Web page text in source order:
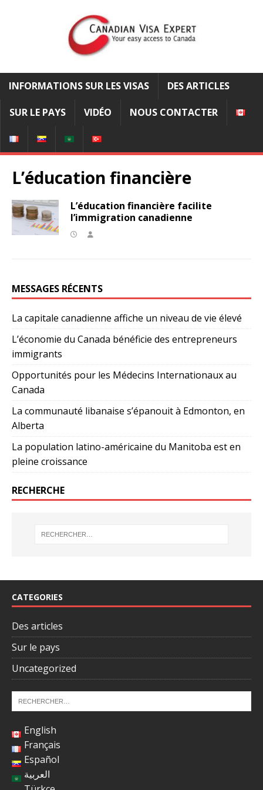
INFORMATIONS SUR LES VISAS DES ARTICLES
SUR LE PAYS VIDÉO NOUS CONTACTER
L’éducation financière
L’éducation financière facilite
l’immigration canadienne
MESSAGES RÉCENTS
La capitale canadienne affiche un niveau de vie élevé
L’économie du Canada bénéficie des entrepreneurs
immigrants
Opportunités pour les Médecins Internationaux au
Canada
La communauté libanaise s’épanouit à Edmonton, en
Alberta
La population latino-américaine du Manitoba est en
pleine croissance
RECHERCHE
CATEGORIES
Des articles
Sur le pays
Uncategorized
English
Français
Español
العربية